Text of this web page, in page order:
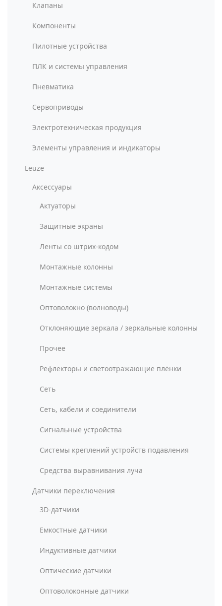
Клапаны
Компоненты
Пилотные устройства
ПЛК и системы управления
Пневматика
Сервоприводы
Электротехническая продукция
Элементы управления и индикаторы
Leuze
Аксессуары
Актуаторы
Защитные экраны
Ленты со штрих-кодом
Монтажные колонны
Монтажные системы
Оптоволокно (волноводы)
Отклоняющие зеркала / зеркальные колонны
Прочее
Рефлекторы и светоотражающие плёнки
Сеть
Сеть, кабели и соединители
Сигнальные устройства
Системы креплений устройств подавления
Средства выравнивания луча
Датчики переключения
3D-датчики
Емкостные датчики
Индуктивные датчики
Оптические датчики
Оптоволоконные датчики